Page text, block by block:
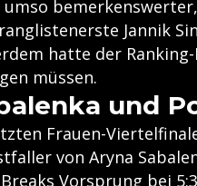
umso
Jannik
hatte der
müssen.
und
Frauen-
von Aryna
Vorsprung bei